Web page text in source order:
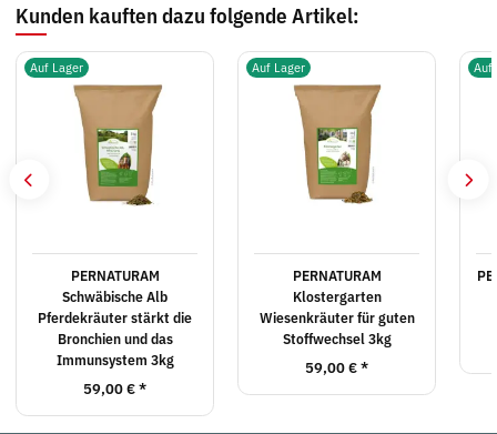
Kunden kauften dazu folgende Artikel:
Auf Lager
PERNATURAM
Schwäbische Alb
Pferdekräuter stärkt die
Bronchien und das
Immunsystem 3kg
59,00 €*
Auf Lager
PERNATURAM
Klostergarten
Wiesenkräuter für guten
Stoffwechsel 3kg
59,00 €*
Auf